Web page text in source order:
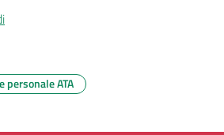
personale ATA